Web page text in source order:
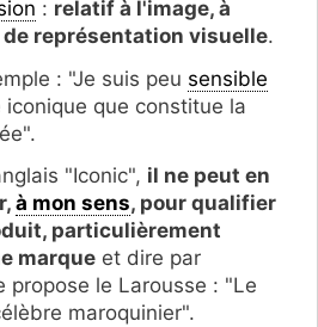
: relatif à l'image, à
représentation visuelle.
: "Je suis peu sensible
que constitue la
"Iconic", il ne peut en
à mon sens, pour qualifier
particulièrement
marque et dire par
propose le Larousse : "Le
maroquinier".